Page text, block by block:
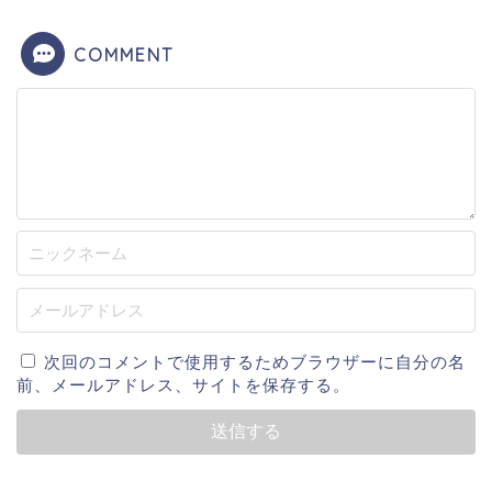
COMMENT
次回のコメントで使用するためブラウザーに自分の名
前、メールアドレス、サイトを保存する。